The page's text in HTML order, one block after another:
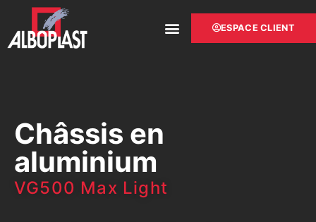
ESPACE CLIENT
Châssis en
aluminium
VG500 Max Light